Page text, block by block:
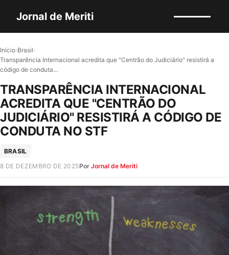
Jornal de Meriti
Início›Brasil›
Transparência Internacional acredita que "Centrão do Judiciário" resistirá a
código de conduta...
TRANSPARÊNCIA INTERNACIONAL
ACREDITA QUE "CENTRÃO DO
JUDICIÁRIO" RESISTIRÁ A CÓDIGO DE
CONDUTA NO STF
BRASIL
8 DE DEZEMBRO DE 2025Por Jornal de Meriti